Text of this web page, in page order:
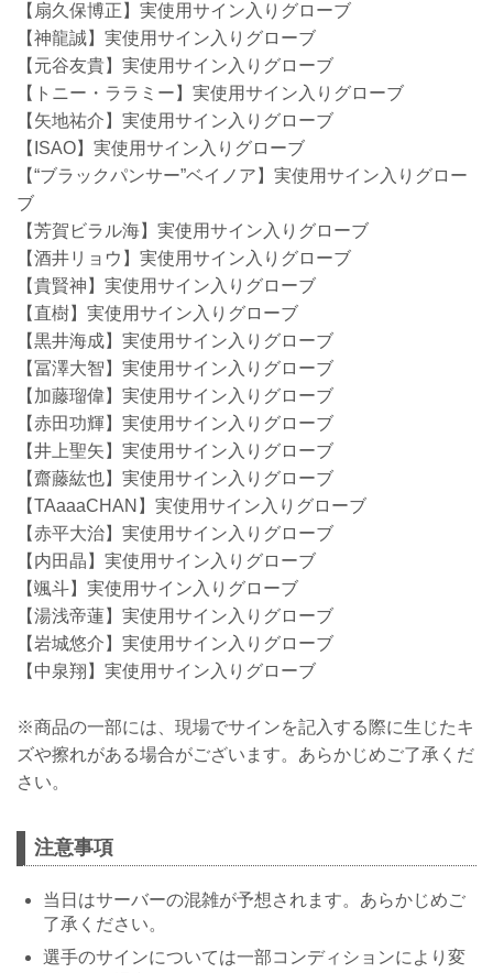
【扇久保博正】実使用サイン入りグローブ
【神龍誠】実使用サイン入りグローブ
【元谷友貴】実使用サイン入りグローブ
【トニー・ララミー】実使用サイン入りグローブ
【矢地祐介】実使用サイン入りグローブ
【ISAO】実使用サイン入りグローブ
【“ブラックパンサー”ベイノア】実使用サイン入りグロー
ブ
【芳賀ビラル海】実使用サイン入りグローブ
【酒井リョウ】実使用サイン入りグローブ
【貴賢神】実使用サイン入りグローブ
【直樹】実使用サイン入りグローブ
【黒井海成】実使用サイン入りグローブ
【冨澤大智】実使用サイン入りグローブ
【加藤瑠偉】実使用サイン入りグローブ
【赤田功輝】実使用サイン入りグローブ
【井上聖矢】実使用サイン入りグローブ
【齋藤紘也】実使用サイン入りグローブ
【TAaaaCHAN】実使用サイン入りグローブ
【赤平大治】実使用サイン入りグローブ
【内田晶】実使用サイン入りグローブ
【颯斗】実使用サイン入りグローブ
【湯浅帝蓮】実使用サイン入りグローブ
【岩城悠介】実使用サイン入りグローブ
【中泉翔】実使用サイン入りグローブ
※商品の一部には、現場でサインを記入する際に生じたキ
ズや擦れがある場合がございます。あらかじめご了承くだ
さい。
注意事項
当日はサーバーの混雑が予想されます。あらかじめご
了承ください。
選手のサインについては一部コンディションにより変